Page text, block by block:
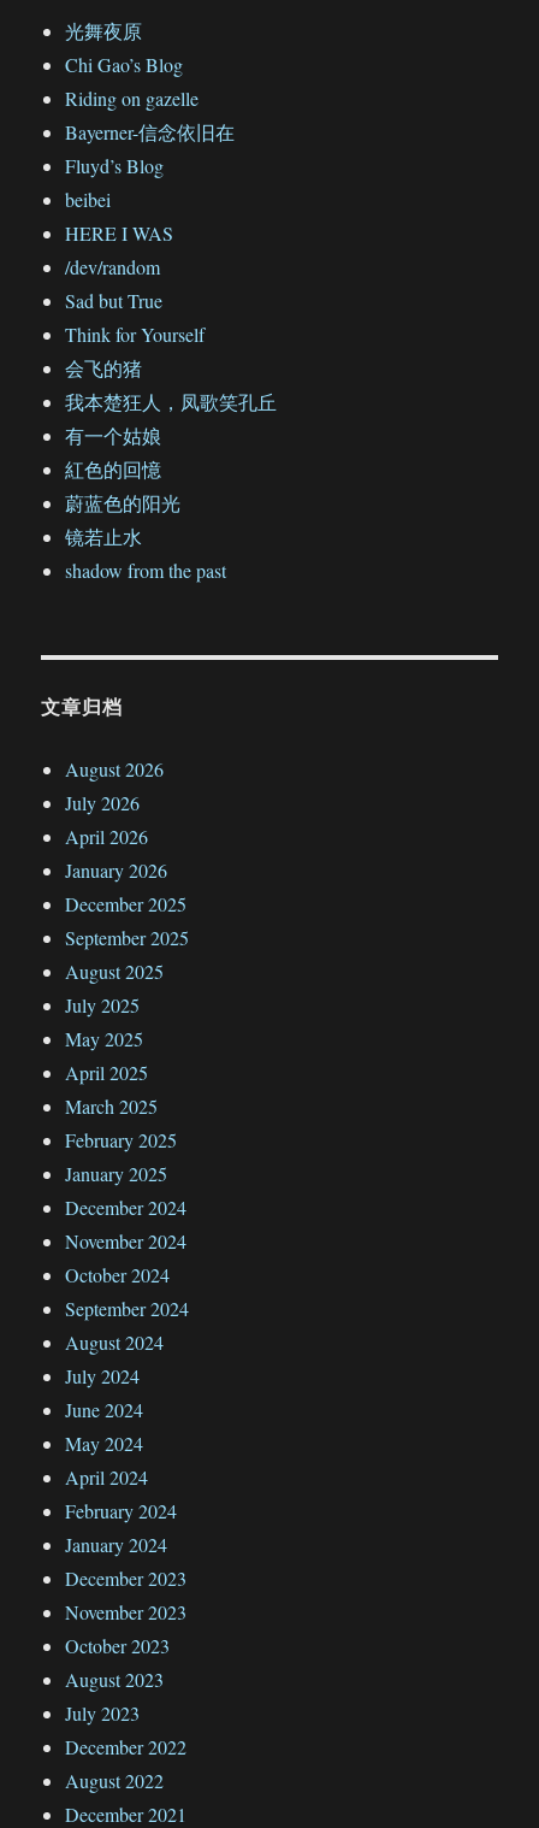
光舞夜原
Chi Gao’s Blog
Riding on gazelle
Bayerner-信念依旧在
Fluyd’s Blog
beibei
HERE I WAS
/dev/random
Sad but True
Think for Yourself
会飞的猪
我本楚狂人，凤歌笑孔丘
有一个姑娘
紅色的回憶
蔚蓝色的阳光
镜若止水
shadow from the past
文章归档
August 2026
July 2026
April 2026
January 2026
December 2025
September 2025
August 2025
July 2025
May 2025
April 2025
March 2025
February 2025
January 2025
December 2024
November 2024
October 2024
September 2024
August 2024
July 2024
June 2024
May 2024
April 2024
February 2024
January 2024
December 2023
November 2023
October 2023
August 2023
July 2023
December 2022
August 2022
December 2021